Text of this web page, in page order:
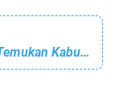
Satgasus Tindak Pidana Korupsi Polri Temukan Kabupaten Lampung Tengah Belum Gunakan Aplikasi SIMIRAH